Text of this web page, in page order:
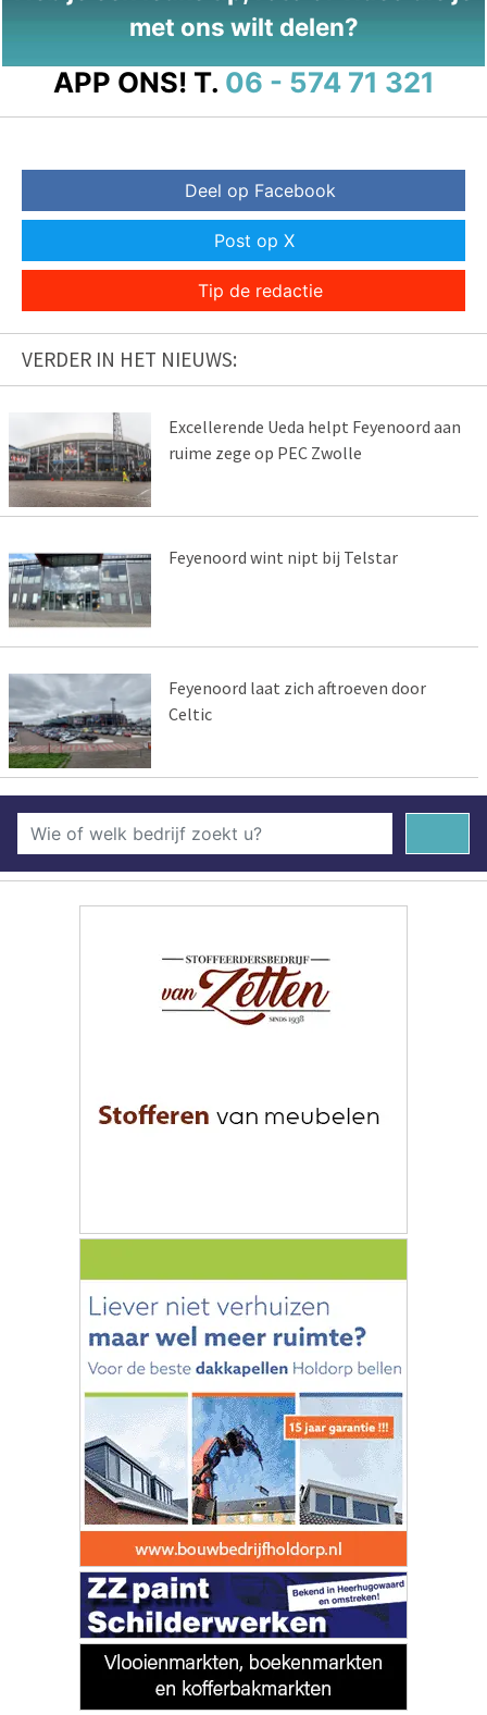
met ons wilt delen?
APP ONS! T. 06 - 574 71 321
Deel op Facebook
Post op X
Tip de redactie
VERDER IN HET NIEUWS:
Excellerende Ueda helpt Feyenoord aan
ruime zege op PEC Zwolle
Feyenoord wint nipt bij Telstar
Feyenoord laat zich aftroeven door
Celtic